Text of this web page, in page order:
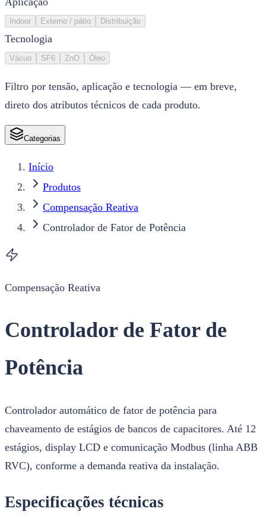
Indoor Externo / pátio Distribuição
Tecnologia
Vácuo SF6 ZnO Óleo
Filtro por tensão, aplicação e tecnologia — em breve,
direto dos atributos técnicos de cada produto.
Categorias
Início
Produtos
Compensação Reativa
Controlador de Fator de Potência
Compensação Reativa
Controlador de Fator de
Potência
Controlador automático de fator de potência para
chaveamento de estágios de bancos de capacitores. Até 12
estágios, display LCD e comunicação Modbus (linha ABB
RVC), conforme a demanda reativa da instalação.
Especificações técnicas